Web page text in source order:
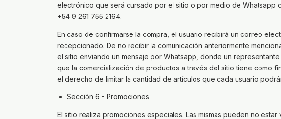
electrónico que será cursado por el sitio o por medio de Whatsapp
+54 9 261 755 2164.
En caso de confirmarse la compra, el usuario recibirá un correo
recepcionado. De no recibir la comunicación anteriormente
el sitio enviando un mensaje por Whatsapp, donde un
que la comercialización de productos a través del sitio tiene como
el derecho de limitar la cantidad de artículos que cada usuario
Sección 6 - Promociones
El sitio realiza promociones especiales. Las mismas pueden no